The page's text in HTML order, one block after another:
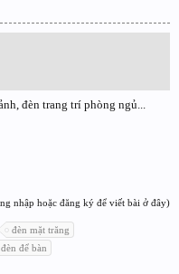
đèn trang trí phòng ngủ...
nhập hoặc đăng ký để viết bài ở đây)
đèn mặt trăng
đèn để bàn